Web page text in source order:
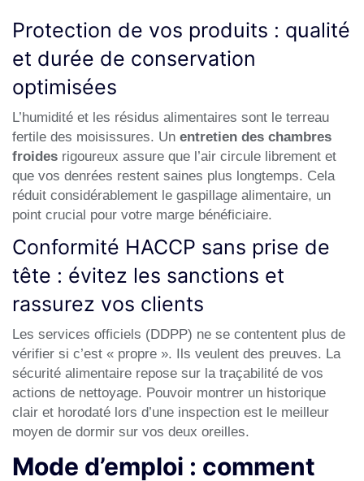
Protection de vos produits : qualité
et durée de conservation
optimisées
L’humidité et les résidus alimentaires sont le terreau
fertile des moisissures. Un entretien des chambres
froides rigoureux assure que l’air circule librement et
que vos denrées restent saines plus longtemps. Cela
réduit considérablement le gaspillage alimentaire, un
point crucial pour votre marge bénéficiaire.
Conformité HACCP sans prise de
tête : évitez les sanctions et
rassurez vos clients
Les services officiels (DDPP) ne se contentent plus de
vérifier si c’est « propre ». Ils veulent des preuves. La
sécurité alimentaire repose sur la traçabilité de vos
actions de nettoyage. Pouvoir montrer un historique
clair et horodaté lors d’une inspection est le meilleur
moyen de dormir sur vos deux oreilles.
Mode d’emploi : comment